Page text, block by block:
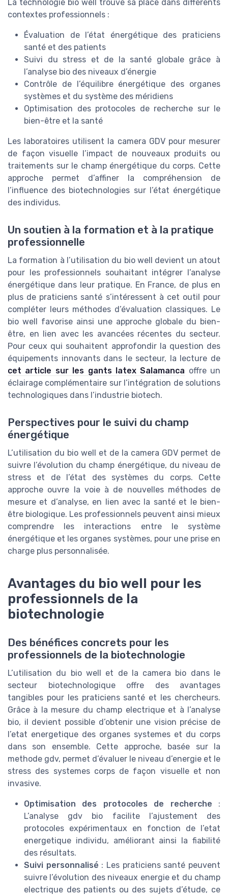
La technologie bio well trouve sa place dans différents
contextes professionnels :
Évaluation de l’état énergétique des praticiens
santé et des patients
Suivi du stress et de la santé globale grâce à
l’analyse bio des niveaux d’énergie
Contrôle de l’équilibre énergétique des organes
systèmes et du système des méridiens
Optimisation des protocoles de recherche sur le
bien-être et la santé
Les laboratoires utilisent la camera GDV pour mesurer
de façon visuelle l’impact de nouveaux produits ou
traitements sur le champ énergétique du corps. Cette
approche permet d’affiner la compréhension de
l’influence des biotechnologies sur l’état énergétique
des individus.
Un soutien à la formation et à la pratique
professionnelle
La formation à l’utilisation du bio well devient un atout
pour les professionnels souhaitant intégrer l’analyse
énergétique dans leur pratique. En France, de plus en
plus de praticiens santé s’intéressent à cet outil pour
compléter leurs méthodes d’évaluation classiques. Le
bio well favorise ainsi une approche globale du bien-
être, en lien avec les avancées récentes du secteur.
Pour ceux qui souhaitent approfondir la question des
équipements innovants dans le secteur, la lecture de
cet article sur les gants latex Salamanca offre un
éclairage complémentaire sur l’intégration de solutions
technologiques dans l’industrie biotech.
Perspectives pour le suivi du champ
énergétique
L’utilisation du bio well et de la camera GDV permet de
suivre l’évolution du champ énergétique, du niveau de
stress et de l’état des systèmes du corps. Cette
approche ouvre la voie à de nouvelles méthodes de
mesure et d’analyse, en lien avec la santé et le bien-
être biologique. Les professionnels peuvent ainsi mieux
comprendre les interactions entre le système
énergétique et les organes systèmes, pour une prise en
charge plus personnalisée.
Avantages du bio well pour les
professionnels de la
biotechnologie
Des bénéfices concrets pour les
professionnels de la biotechnologie
L’utilisation du bio well et de la camera bio dans le
secteur biotechnologique offre des avantages
tangibles pour les praticiens santé et les chercheurs.
Grâce à la mesure du champ electrique et à l’analyse
bio, il devient possible d’obtenir une vision précise de
l’etat energetique des organes systemes et du corps
dans son ensemble. Cette approche, basée sur la
methode gdv, permet d’évaluer le niveau d’energie et le
stress des systemes corps de façon visuelle et non
invasive.
Optimisation des protocoles de recherche :
L’analyse gdv bio facilite l’ajustement des
protocoles expérimentaux en fonction de l’etat
energetique individu, améliorant ainsi la fiabilité
des résultats.
Suivi personnalisé : Les praticiens santé peuvent
suivre l’évolution des niveaux energie et du champ
electrique des patients ou des sujets d’étude, ce